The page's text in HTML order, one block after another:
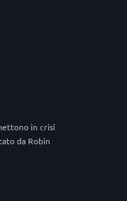
in crisi
da Robin